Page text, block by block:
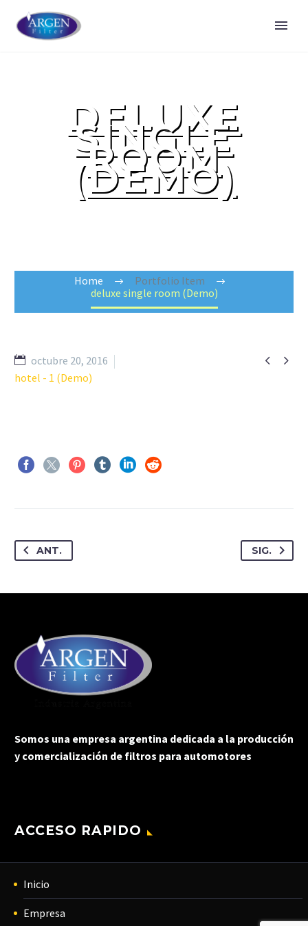
DELUXE
SINGLE
ROOM
(DEMO)
Home
Portfolio Item
deluxe single room (Demo)
 
octubre 20, 2016
hotel - 1 (Demo)
ANT. SIG.
Somos una empresa argentina dedicada a la producción
y comercialización de filtros para automotores
ACCESO RAPIDO
Inicio
Empresa